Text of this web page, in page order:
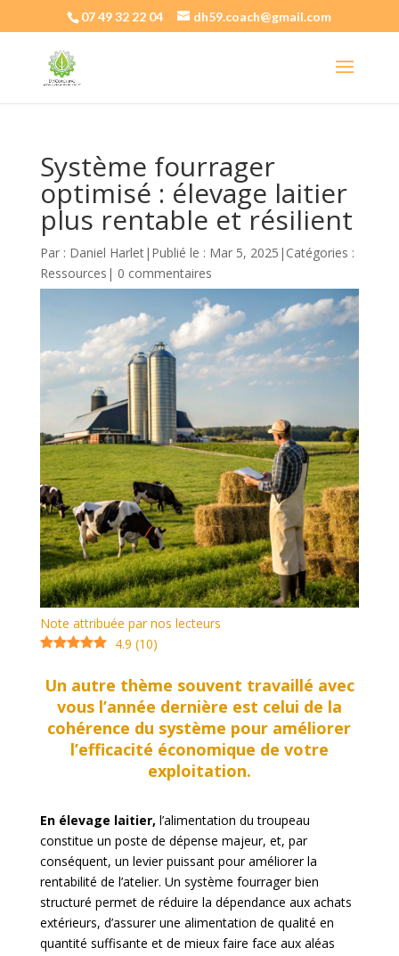
07 49 32 22 04 dh59.coach@gmail.com
Système fourrager
optimisé : élevage laitier
plus rentable et résilient
Par : Daniel Harlet| Publié le : Mar 5, 2025 | Catégories :
Ressources | 0 commentaires
Note attribuée par nos lecteurs
4.9 (10)
Un autre thème souvent travaillé avec
vous l’année dernière est celui de la
cohérence du système pour améliorer
l’efficacité économique de votre
exploitation.
En élevage laitier, l’alimentation du troupeau
constitue un poste de dépense majeur, et, par
conséquent, un levier puissant pour améliorer la
rentabilité de l’atelier. Un système fourrager bien
structuré permet de réduire la dépendance aux achats
extérieurs, d’assurer une alimentation de qualité en
quantité suffisante et de mieux faire face aux aléas